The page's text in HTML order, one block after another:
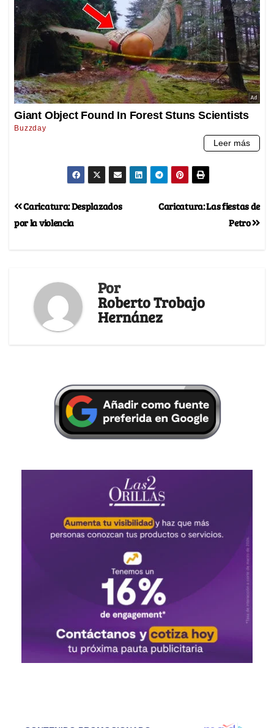
Caricatura: Las fiestas de
Petro
Caricatura: Desplazados
por la violencia
Por
Roberto Trobajo
Hernánez